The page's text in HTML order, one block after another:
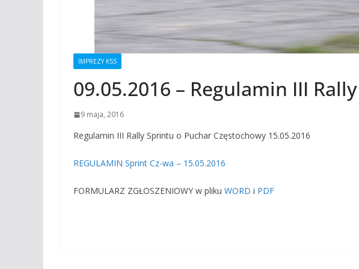
IMPREZY KSS
09.05.2016 – Regulamin III
9 maja, 2016
Regulamin III Rally Sprintu o Puchar
REGULAMIN Sprint Cz-wa – 15.05.2016
FORMULARZ ZGŁOSZENIOWY w pliku WORD i PDF